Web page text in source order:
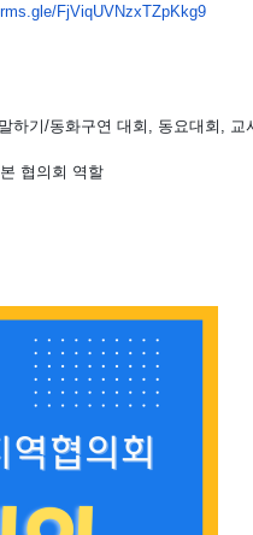
FjViqUVNzxTZpKkg9
하기/동화구연 대회, 동요대회,
협의회 역할